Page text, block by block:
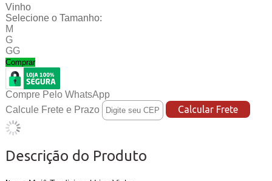
Vinho
Selecione o Tamanho:
M
G
GG
Comprar
Compre Pelo WhatsApp
Calcule Frete e Prazo
Descrição do Produto